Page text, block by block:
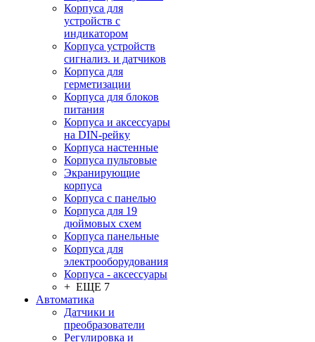
Корпуса для
устройств с
индикатором
Корпуса устройств
сигнализ. и датчиков
Корпуса для
герметизации
Корпуса для блоков
питания
Корпуса и аксессуары
на DIN-рейку
Корпуса настенные
Корпуса пультовые
Экранирующие
корпуса
Корпуса с панелью
Корпуса для 19
дюймовых схем
Корпуса панельные
Корпуса для
электрооборудования
Корпуса - аксессуары
+ ЕЩЕ 7
Автоматика
Датчики и
преобразователи
Регулировка и